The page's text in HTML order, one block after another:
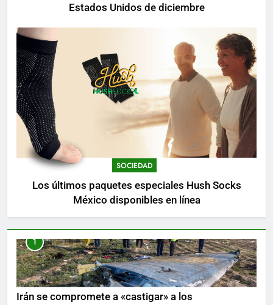
Estados Unidos de diciembre
SOCIEDAD
Los últimos paquetes especiales Hush Socks
México disponibles en línea
1
Irán se compromete a «castigar» a los